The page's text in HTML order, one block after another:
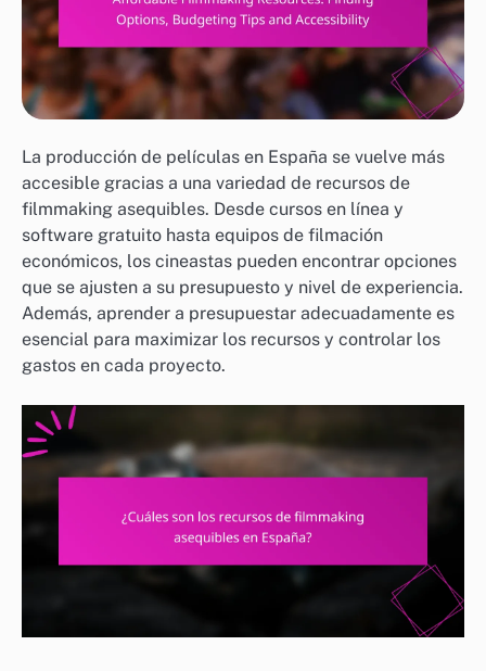
La producción de películas en España se vuelve más
accesible gracias a una variedad de recursos de
filmmaking asequibles. Desde cursos en línea y
software gratuito hasta equipos de filmación
económicos, los cineastas pueden encontrar opciones
que se ajusten a su presupuesto y nivel de experiencia.
Además, aprender a presupuestar adecuadamente es
esencial para maximizar los recursos y controlar los
gastos en cada proyecto.